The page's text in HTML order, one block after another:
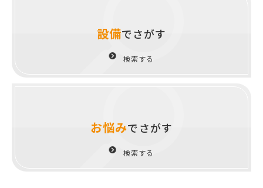
設備でさがす
検索する
お悩みでさがす
検索する